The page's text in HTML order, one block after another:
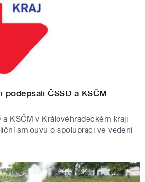
podepsali ČSSD a KSČM
a KSČM v Královéhradeckém kraji
smlouvu o spolupráci ve vedení